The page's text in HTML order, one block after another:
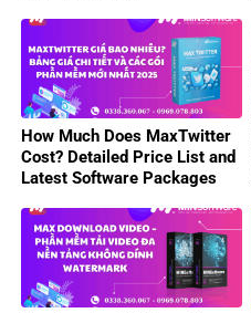
How Much Does MaxTwitter
Cost? Detailed Price List and
Latest Software Packages